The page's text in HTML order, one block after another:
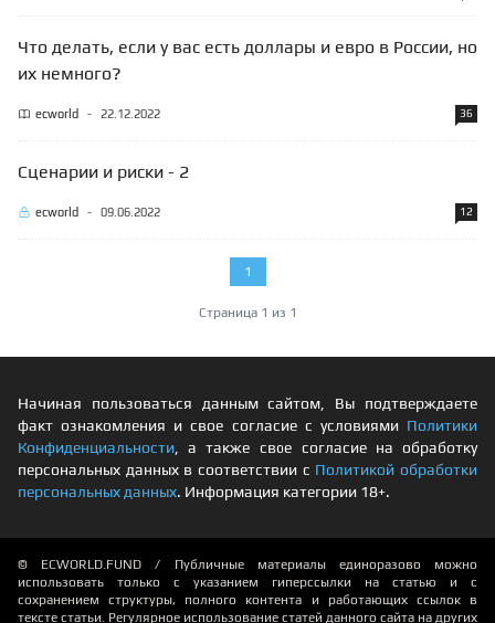
Что делать, если у вас есть доллары и евро в России, но
их немного?
ecworld - 22.12.2022 36
Сценарии и риски - 2
ecworld - 09.06.2022 12
1
Страница 1 из 1
Начиная пользоваться данным сайтом, Вы подтверждаете
факт ознакомления и свое согласие с условиями Политики
Конфиденциальности , а также свое согласие на обработку
персональных данных в соответствии с Политикой обработки
персональных данных. Информация категории 18+.
© ECWORLD.FUND / Публичные материалы единоразово можно
использовать только с указанием гиперссылки на статью и с
сохранением структуры, полного контента и работающих ссылок в
тексте статьи. Регулярное использование статей данного сайта на других